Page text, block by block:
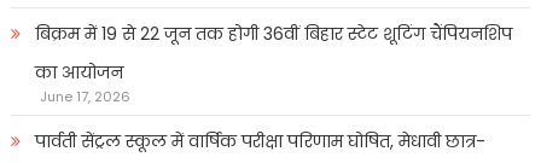
बिक्रम में 19 से 22 जून तक होगी 36वीं बिहार स्टेट शूटिंग चैंपियनशिप
का आयोजन
June 17, 2026
पार्वती सेंट्रल स्कूल में वार्षिक परीक्षा परिणाम घोषित, मेधावी छात्र-